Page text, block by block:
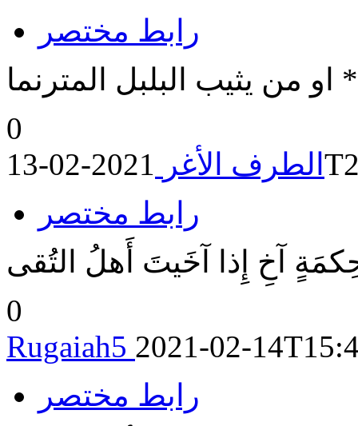
رابط مختصر
من يثيب البلبل المترنما
0
الطرف الأغر
رابط مختصر
آخِ إِذا آخَيتَ أَهلُ التُقى
0
Rugaiah5 2021-02-
رابط مختصر